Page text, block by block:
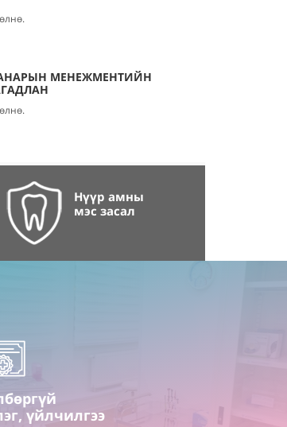
МЕНЕЖМЕНТИЙН
Нүүр амны
мэс засал
үйлчилгээ